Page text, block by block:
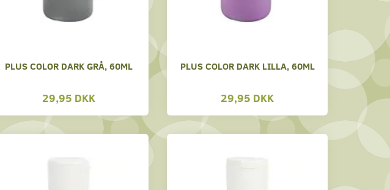
PLUS COLOR DARK GRÅ, 60ML
29,95 DKK
PLUS COLOR DARK LILLA, 60ML
29,95 DKK